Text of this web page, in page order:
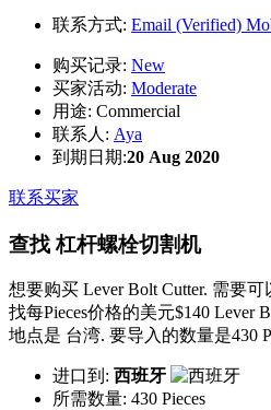
联系方式: Email (Verified)
购买记录: New
买家活动: Moderate
用途: Commercial
联系人: Aya
到期日期:20 Aug 2020
联系买家
查找 杠杆螺栓切割机
想要购买 Lever Bolt Cutter. 需要
找每Pieces价格的美元$140 Lever
地点是 台湾. 要导入的数量是430
进口到: 西班牙
所需数量: 430 Pieces